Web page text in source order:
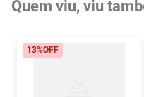
Quem viu, viu
13%OFF